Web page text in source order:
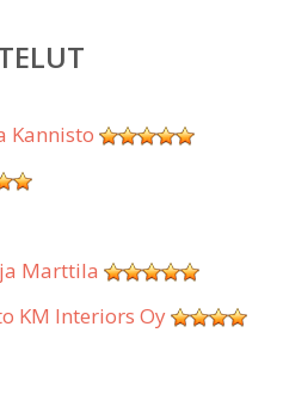
Kannisto
Marttila
KM Interiors Oy